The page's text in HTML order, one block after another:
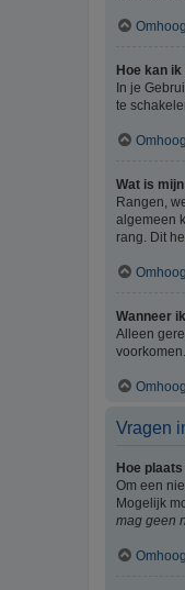
Omhoog
Hoe kan
In je
te
Omhoog
Wat is
Rangen,
algemeen
rang. Dit
Omhoog
Wanneer
Alleen
voorkomen.
Omhoog
Vragen
Hoe
Om een
Mogelijk
mag geen
Omhoog